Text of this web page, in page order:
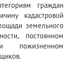
граждан
кадастровой
земельного
постоянном
пожизненном